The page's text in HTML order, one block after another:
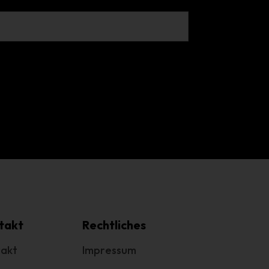
Rechtliches
Impressum